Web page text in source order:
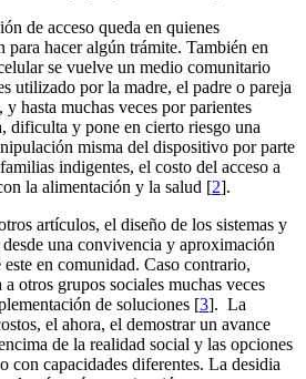
de acceso queda en quienes
para hacer algún trámite. También en
se vuelve un medio comunitario
utilizado por la madre, el padre o pareja
hasta muchas veces por parientes
dificulta y pone en cierto riesgo una
misma del dispositivo por parte
indigentes, el costo del acceso a
la alimentación y la salud [2].
artículos, el diseño de los sistemas y
una convivencia y aproximación
en comunidad. Caso contrario,
otros grupos sociales muchas veces
de soluciones [3]. La
el ahora, el demostrar un avance
de la realidad social y las opciones
con capacidades diferentes. La desidia